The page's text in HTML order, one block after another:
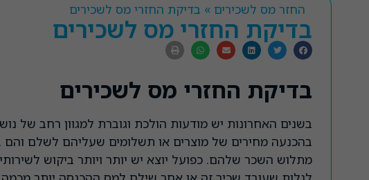
החזר מס לשכירים » בדיקת החזרי מס לשכירים
בדיקת החזרי מס לשכירים
בדיקת החזרי מס לשכירים
בשנים האחרונות יש מודעות הולכת וגוברת למגוון רחב של
בהכנעה מחירים של מוצרים או תשלומים שעליהם לשלם והם
מתלוש השכר שלהם. כפועל יוצא יש יותר ויותר ביקוש